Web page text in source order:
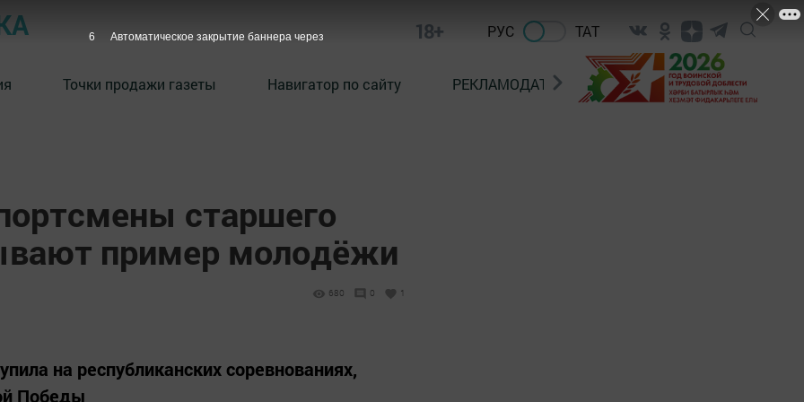
18+ РУС ТАТ
Точки продажи газеты Навигатор по сайту РЕКЛАМОДАТЕЛЯМ
старшего
пример молодёжи
680 0 1
на республиканских соревнованиях,
Победы
5 Автоматическое закрытие баннера через